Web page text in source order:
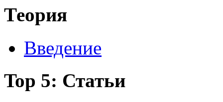
Теория
Введение
Top 5: Статьи